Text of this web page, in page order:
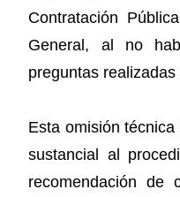
Contratación
General, al no
preguntas
Esta omisión
sustancial al
recomendación de